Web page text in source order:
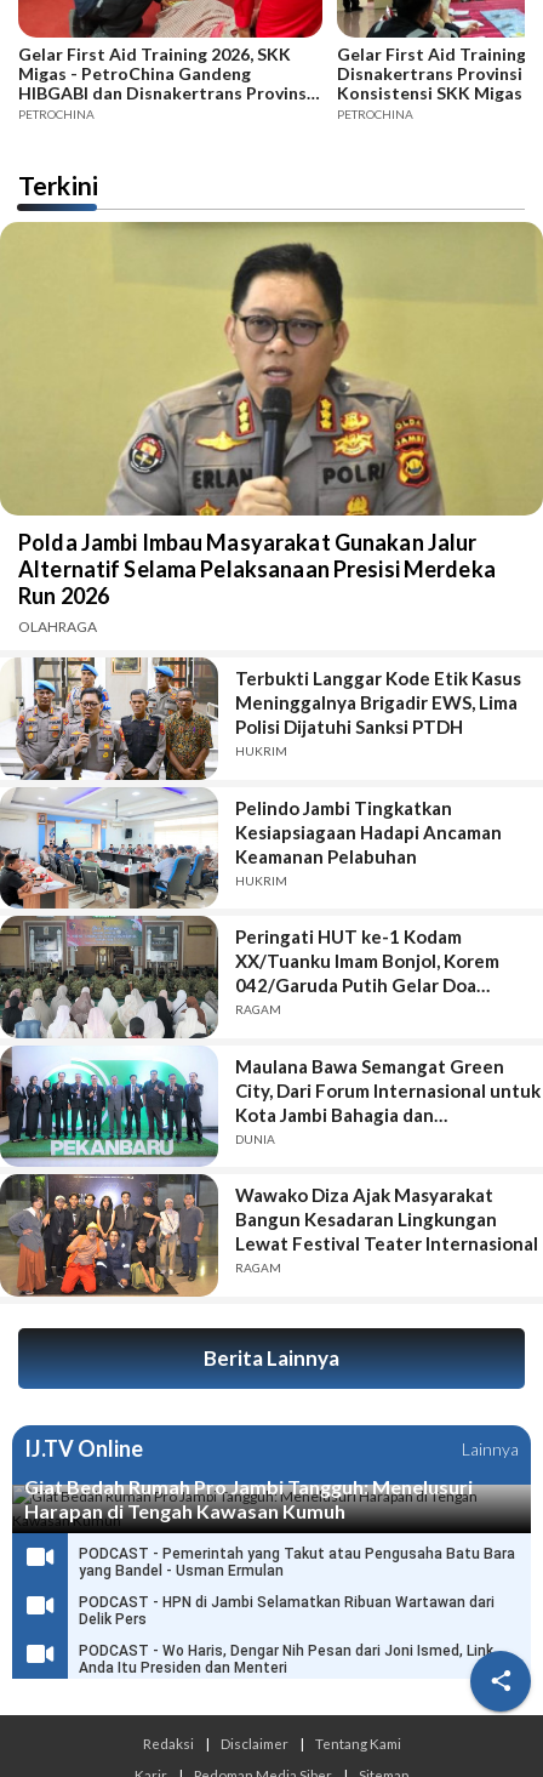

Gelar First Aid Training 2026, SKK
Migas - PetroChina Gandeng
HIBGABI dan Disnakertrans Provinsi
Jambi
PETROCHINA
Gelar First Aid Training
Disnakertrans Provinsi
Konsistensi SKK Migas -
PETROCHINA
Terkini
Polda Jambi Imbau Masyarakat Gunakan Jalur
Alternatif Selama Pelaksanaan Presisi Merdeka
Run 2026
OLAHRAGA
Terbukti Langgar Kode Etik Kasus
Meninggalnya Brigadir EWS, Lima
Polisi Dijatuhi Sanksi PTDH
HUKRIM
Pelindo Jambi Tingkatkan
Kesiapsiagaan Hadapi Ancaman
Keamanan Pelabuhan
HUKRIM
Peringati HUT ke-1 Kodam
XX/Tuanku Imam Bonjol, Korem
042/Garuda Putih Gelar Doa
Bersama
RAGAM
Maulana Bawa Semangat Green
City, Dari Forum Internasional untuk
Kota Jambi Bahagia dan
Berkelanjutan
DUNIA
Wawako Diza Ajak Masyarakat
Bangun Kesadaran Lingkungan
Lewat Festival Teater Internasional
RAGAM
Berita Lainnya
IJ.TV Online Lainnya
Giat Bedah Rumah Pro Jambi Tangguh: Menelusuri
Harapan di Tengah Kawasan Kumuh
PODCAST - Pemerintah yang Takut atau Pengusaha Batu Bara
yang Bandel - Usman Ermulan
PODCAST - HPN di Jambi Selamatkan Ribuan Wartawan dari
Delik Pers
PODCAST - Wo Haris, Dengar Nih Pesan dari Joni Ismed, Link
Anda Itu Presiden dan Menteri
Redaksi | Disclaimer |
Tentang Kami